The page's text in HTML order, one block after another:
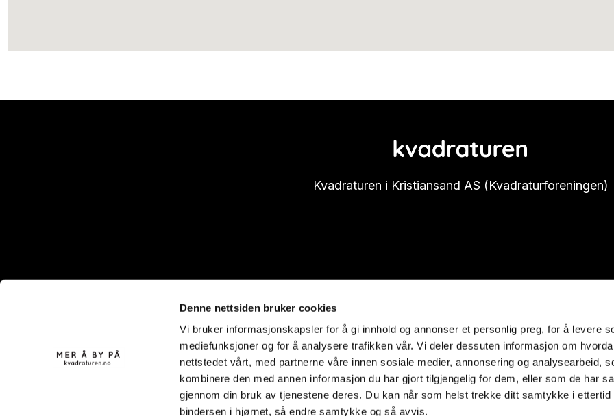
Denne nettsiden bruker cookies
Vi bruker informasjonskapsler for å gi innhold og annonser et personlig preg, for å levere
mediefunksjoner og for å analysere trafikken vår. Vi deler dessuten informasjon om
nettstedet vårt, med partnerne våre innen sosiale medier, annonsering og analysearbeid,
kombinere den med annen informasjon du har gjort tilgjengelig for dem, eller som de har
gjennom din bruk av tjenestene deres. Du kan når som helst trekke ditt samtykke i
bindersen i hjørnet, så endre samtykke og så avvis.
Kvadraturen i Kristiansand AS (Kvadraturforeningen)